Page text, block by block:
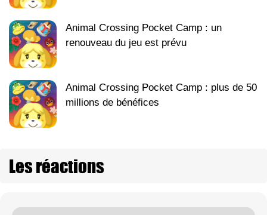
Animal Crossing Pocket Camp : un
renouveau du jeu est prévu
Animal Crossing Pocket Camp : plus de 50
millions de bénéfices
Les réactions